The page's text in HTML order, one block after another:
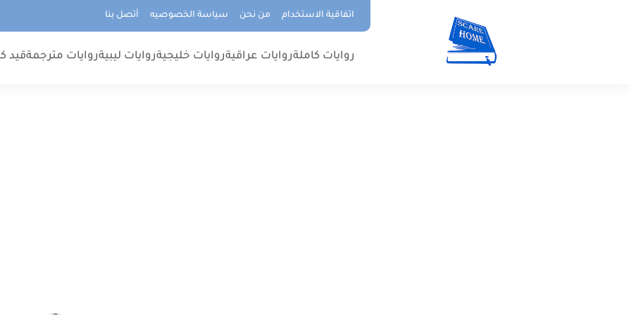
اتفاقية الاستخدام من نحن سياسة الخصوصيه أتصل بنا
روايات كاملةروايات عراقيةروايات خليجيةروايات ليبيةروايات مترجمةقيد